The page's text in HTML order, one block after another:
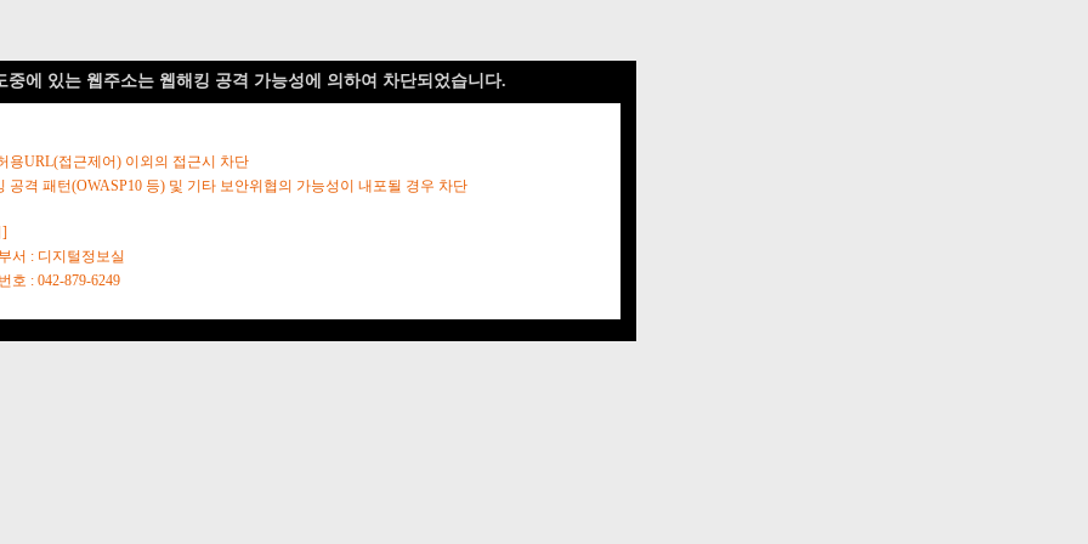
중에 있는 웹주소는 웹해킹 공격 가능성에 의하여 차단되었습니다.
용URL(접근제어) 이외의 접근시 차단
공격 패턴(OWASP10 등) 및 기타 보안위협의 가능성이 내포될 경우 차단
서 : 디지털정보실
호 : 042-879-6249